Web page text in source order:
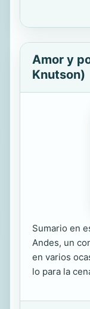
Amor y
Knutson)
Sumario en
Andes, un
en varios
lo para la